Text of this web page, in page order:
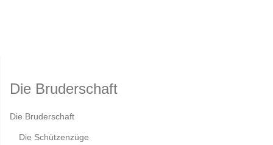
Die Bruderschaft
Die Bruderschaft
Die Schützenzüge